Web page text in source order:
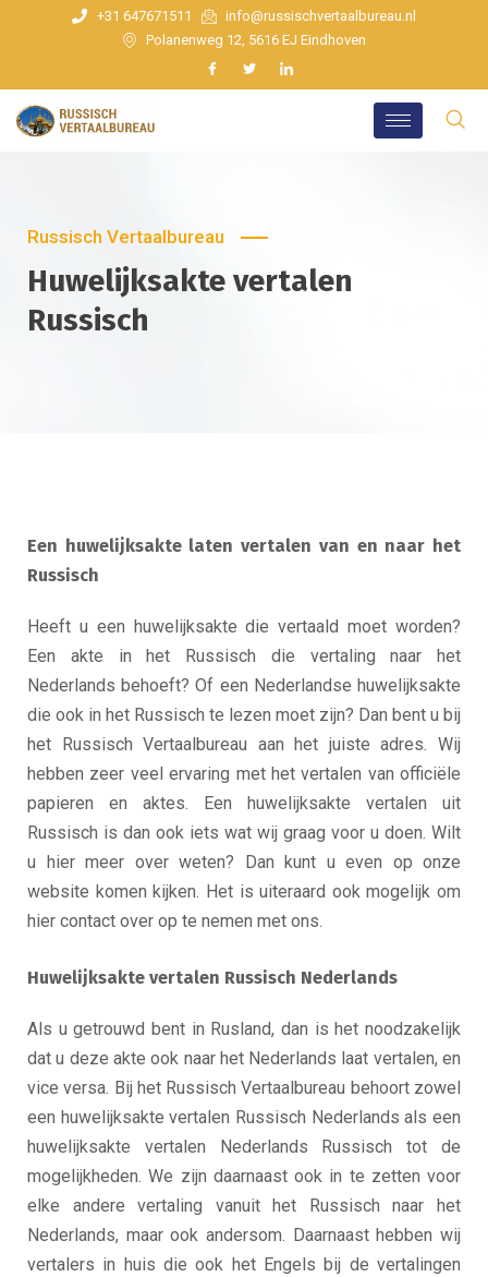
+31 647671511
info@russischvertaalbureau.nl
Polanenweg 12, 5616 EJ Eindhoven
Russisch Vertaalbureau
Huwelijksakte vertalen
Russisch
Een huwelijksakte laten vertalen van en naar het
Russisch
Heeft u een huwelijksakte die vertaald moet worden?
Een akte in het Russisch die vertaling naar het
Nederlands behoeft? Of een Nederlandse huwelijksakte
die ook in het Russisch te lezen moet zijn? Dan bent u bij
het Russisch Vertaalbureau aan het juiste adres. Wij
hebben zeer veel ervaring met het vertalen van officiële
papieren en aktes. Een huwelijksakte vertalen uit
Russisch is dan ook iets wat wij graag voor u doen. Wilt
u hier meer over weten? Dan kunt u even op onze
website komen kijken. Het is uiteraard ook mogelijk om
hier contact over op te nemen met ons.
Huwelijksakte vertalen Russisch Nederlands
Als u getrouwd bent in Rusland, dan is het noodzakelijk
dat u deze akte ook naar het Nederlands laat vertalen, en
vice versa. Bij het Russisch Vertaalbureau behoort zowel
een huwelijksakte vertalen Russisch Nederlands als een
huwelijksakte vertalen Nederlands Russisch tot de
mogelijkheden. We zijn daarnaast ook in te zetten voor
elke andere vertaling vanuit het Russisch naar het
Nederlands, maar ook andersom. Daarnaast hebben wij
vertalers in huis die ook het Engels bij de vertalingen